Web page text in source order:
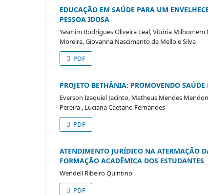
EDUCAÇÃO EM SAÚDE PARA UM
PESSOA IDOSA
Yasmim Rodrigues Oliveira Leal, Vitória
Moreira, Giovanna Nascimento de Mello e Silva
PDF
PROJETO BETHÂNIA: PROMOVENDO
Everson Izaquiel Jacinto, Matheus Mendes
Pereira , Luciana Caetano Fernandes
PDF
ATENDIMENTO JURÍDICO NA ATERMAÇÃO
FORMAÇÃO ACADÊMICA DOS ESTUDANTES
Wendell Ribeiro Quintino
PDF